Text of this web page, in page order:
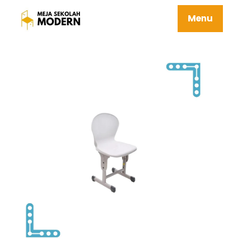
Menu
Jual Meja Sekolah Awet Mudah Dipasang